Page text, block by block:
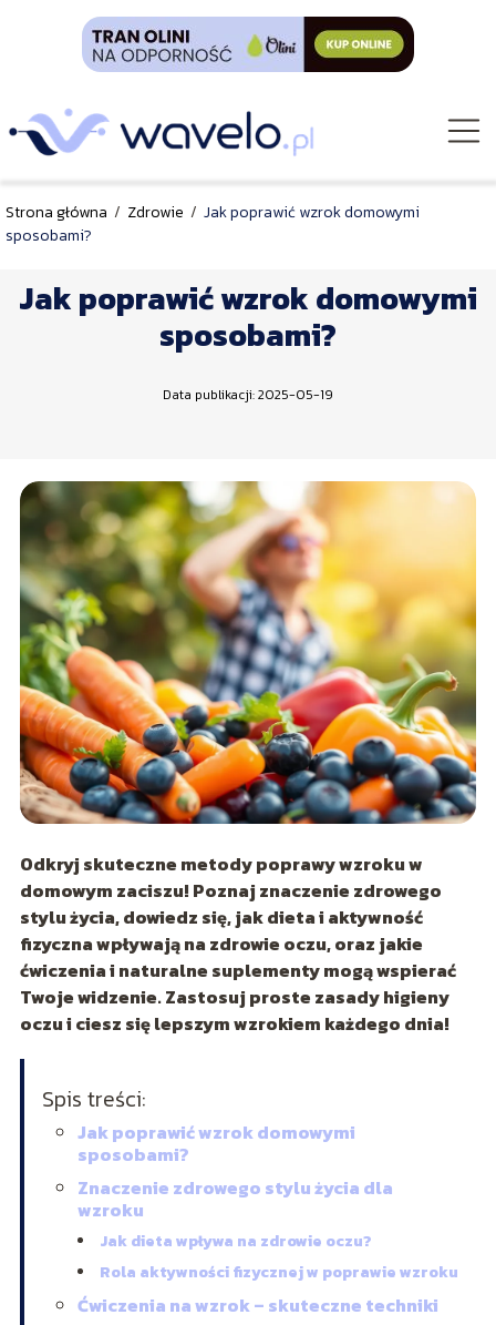
Strona główna / Zdrowie / Jak poprawić wzrok domowymi
sposobami?
Jak poprawić wzrok domowymi
sposobami?
Data publikacji: 2025-05-19
Odkryj skuteczne metody poprawy wzroku w
domowym zaciszu! Poznaj znaczenie zdrowego
stylu życia, dowiedz się, jak dieta i aktywność
fizyczna wpływają na zdrowie oczu, oraz jakie
ćwiczenia i naturalne suplementy mogą wspierać
Twoje widzenie. Zastosuj proste zasady higieny
oczu i ciesz się lepszym wzrokiem każdego dnia!
Spis treści:
Jak poprawić wzrok domowymi
sposobami?
Znaczenie zdrowego stylu życia dla
wzroku
Jak dieta wpływa na zdrowie oczu?
Rola aktywności fizycznej w poprawie wzroku
Ćwiczenia na wzrok – skuteczne techniki